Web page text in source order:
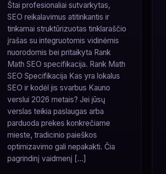
Štai profesionaliai sutvarkytas,
SEO reikalavimus atitinkantis ir
tinkamai struktūrizuotas tinklaraščio
įrašas su integruotomis vidinėmis
nuorodomis bei pritaikyta Rank
Math SEO specifikacija. Rank Math
SEO Specifikacija Kas yra lokalus
SEO ir kodėl jis svarbus Kauno
verslui 2026 metais? Jei jūsų
verslas teikia paslaugas arba
parduoda prekes konkrečiame
mieste, tradicinio paieškos
optimizavimo gali nepakakti. Čia
pagrindinį vaidmenį […]